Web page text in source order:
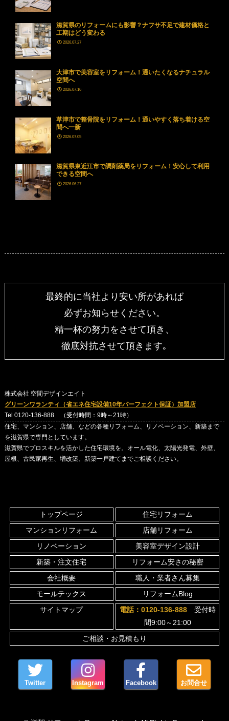
滋賀県のリフォームにも影響？ナフサ不足で建材価格と
工期はどう変わる
2026.07.27
大津市で美容室をリフォーム！通いたくなるナチュラル
空間へ
2026.07.16
草津市で整骨院をリフォーム！通いやすく落ち着ける空
間へ一新
2026.07.05
滋賀県東近江市で調剤薬局をリフォーム！安心して利用
できる空間へ
2026.06.27
最終的に当社より安い所があれば
必ずお知らせください。
精一杯の努力をさせて頂き、
徹底対抗させて頂きます｡
株式会社 空間デザインエイト
グリーンワランティ（省エネ住宅設備10年パーフェクト保証）加盟店
Tel 0120-136-888 （受付時間：9時～21時）
住宅、マンション、店舗、などの各種リフォーム、リノベーション、新築まで
を滋賀県で専門としています。
滋賀県でプロスキルを活かした住宅環境を。オール電化、太陽光発電、外壁、
屋根、古民家再生、増改築、新築一戸建てまでご相談ください。
トップページ
住宅リフォーム
マンションリフォーム
店舗リフォーム
リノベーション
美容室デザイン設計
新築・注文住宅
リフォーム安さの秘密
会社概要
職人・業者さん募集
モールテックス
リフォームBlog
サイトマップ
電話：0120-136-888受付時
間9:00～21:00
ご相談・お見積もり
Twitter Instagram Facebook お問合せ